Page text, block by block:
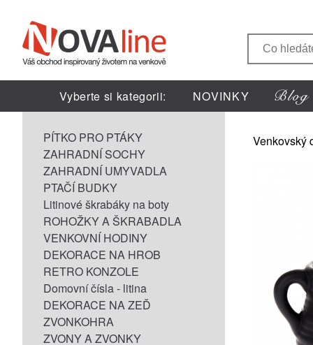
Vyberte si kategorii: NOVINKY
PÍTKO PRO PTÁKY
ZAHRADNÍ SOCHY
ZAHRADNÍ UMYVADLA
PTAČÍ BUDKY
Litinové škrabáky na boty
ROHOŽKY A ŠKRABADLA
VENKOVNÍ HODINY
DEKORACE NA HROB
RETRO KONZOLE
Domovní čísla - litina
DEKORACE NA ZEĎ
ZVONKOHRA
ZVONY A ZVONKY
Venkovský